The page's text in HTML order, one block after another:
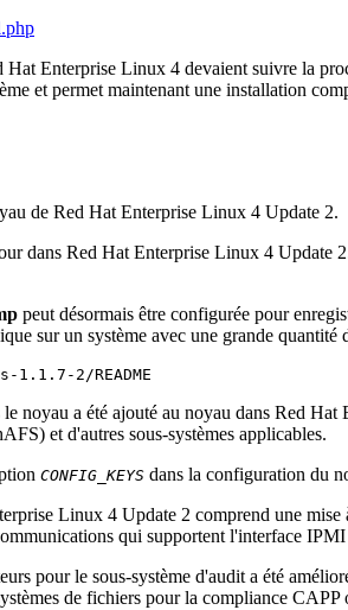
Hat Enterprise Linux 4 devaient suivre la
et permet maintenant une installation
de Red Hat Enterprise Linux 4 Update 2.
dans Red Hat Enterprise Linux 4 Update
peut désormais être configurée pour
sur un système avec une grande
noyau a été ajouté au noyau dans Red
et d'autres sous-systèmes applicables.
CONFIG_KEYS dans la configuration du
Linux 4 Update 2 comprend une
qui supportent l'interface
pour le sous-système d'audit a été
de fichiers pour la compliance